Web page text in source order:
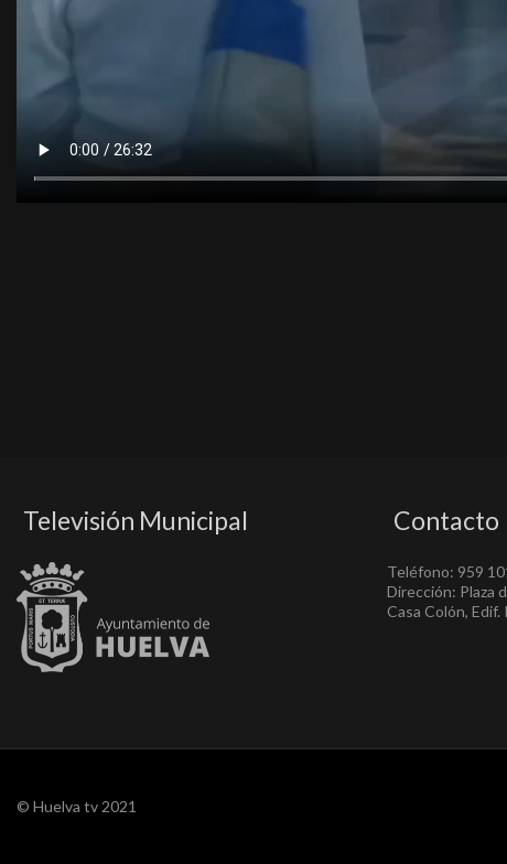
Televisión Municipal Contacto
Teléfono: 959
Dirección: Plaza
Casa Colón, Edif.
© Huelva tv 2021